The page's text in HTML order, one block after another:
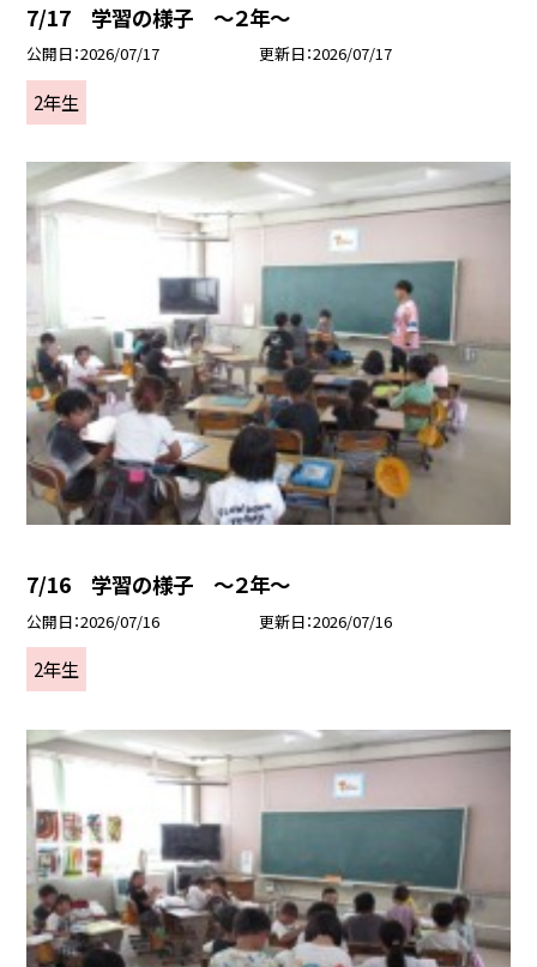
7/17 学習の様子 ～２年～
公開日 2026/07/17 更新日 2026/07/17
2年生
7/16 学習の様子 ～２年～
公開日 2026/07/16 更新日 2026/07/16
2年生